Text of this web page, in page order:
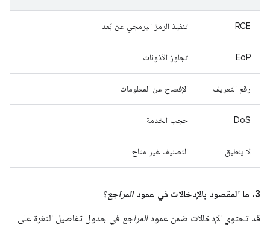
RCE تنفيذ الرمز البرمجي عن بُعد
EoP تجاوز الأذونات
رقم التعريف الإفصاح عن المعلومات
DoS حجب الخدمة
لا ينطبق التصنيف غير متاح
3. ما المقصود بالإدخالات في عمود المراجع؟
قد تحتوي الإدخالات ضمن عمودالمراجع في جدول تفاصيل الثغرة على